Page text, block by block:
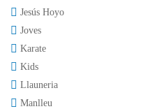
Jesús Hoyo
Joves
Karate
Kids
Llauneria
Manlleu